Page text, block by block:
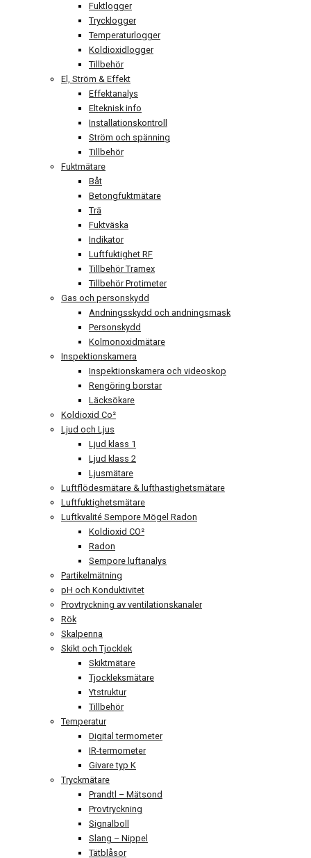
Fuktlogger
Trycklogger
Temperaturlogger
Koldioxidlogger
Tillbehör
El, Ström & Effekt
Effektanalys
Elteknisk info
Installationskontroll
Ström och spänning
Tillbehör
Fuktmätare
Båt
Betongfuktmätare
Trä
Fuktväska
Indikator
Luftfuktighet RF
Tillbehör Tramex
Tillbehör Protimeter
Gas och personskydd
Andningsskydd och andningsmask
Personskydd
Kolmonoxidmätare
Inspektionskamera
Inspektionskamera och videoskop
Rengöring borstar
Läcksökare
Koldioxid Co²
Ljud och Ljus
Ljud klass 1
Ljud klass 2
Ljusmätare
Luftflödesmätare & lufthastighetsmätare
Luftfuktighetsmätare
Luftkvalité Sempore Mögel Radon
Koldioxid CO²
Radon
Sempore luftanalys
Partikelmätning
pH och Konduktivitet
Provtryckning av ventilationskanaler
Rök
Skalpenna
Skikt och Tjocklek
Skiktmätare
Tjockleksmätare
Ytstruktur
Tillbehör
Temperatur
Digital termometer
IR-termometer
Givare typ K
Tryckmätare
Prandtl – Mätsond
Provtryckning
Signalboll
Slang – Nippel
Tätblåsor